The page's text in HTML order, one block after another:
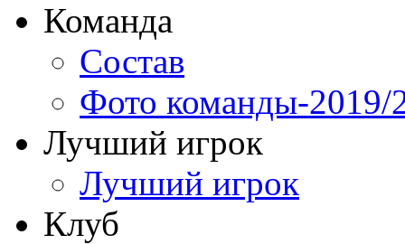
Команда
Состав
Фото команды-2019/
Лучший игрок
Лучший игрок
Клуб